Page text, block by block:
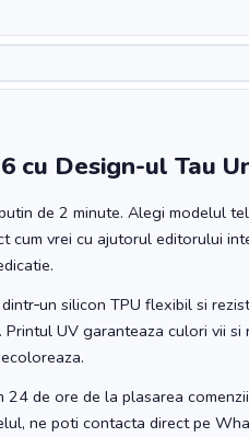
cu Design-ul Tau
de 2 minute. Alegi modelul
cum vrei cu ajutorul editorului
silicon TPU flexibil si
UV garanteaza culori vii
de ore de la plasarea
ne poti contacta direct pe